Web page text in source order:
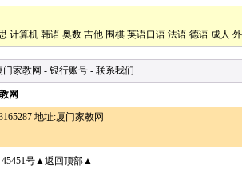
计算机 韩语 奥数 吉他 围棋 英语口语 法语 德语 成人
门家教网 - 银行账号 - 联系我们
网
地址:厦门家教网
45451号▲返回顶部▲